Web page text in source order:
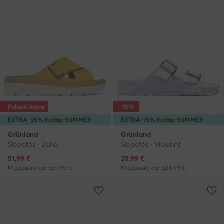
EXTRA -25% Kodas: SUMMER
Palanki kaina
Grünland
Šlepetės · Žalia
Dabartinė kaina
51,99 €
Mažiausia kaina57,99 €
EXTRA -15% Kodas: SUMMER
-16%
Grünland
Šlepetės · Violetinė
Dabartinė kaina
20,99 €
Mažiausia kaina24,99 €